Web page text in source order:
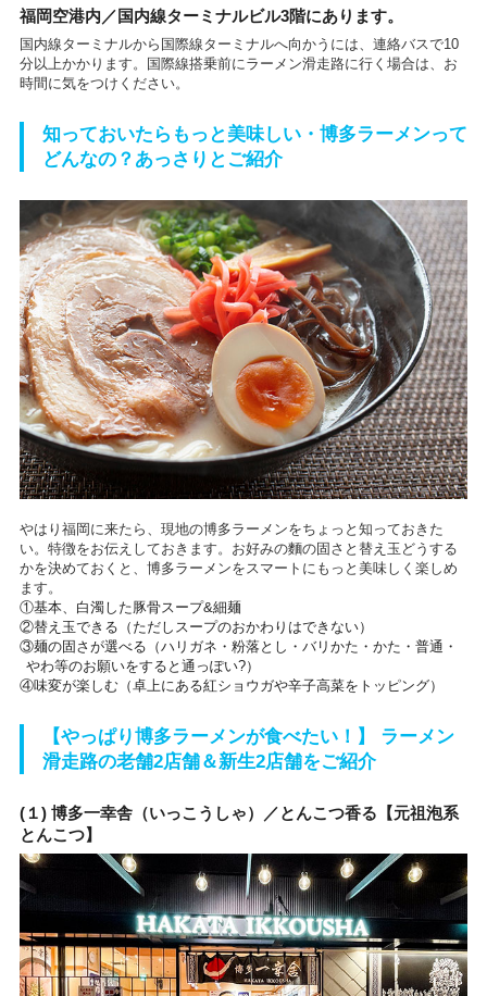
福岡空港内／国内線ターミナルビル3階にあります。
国内線ターミナルから国際線ターミナルへ向かうには、連絡バスで10
分以上かかります。国際線搭乗前にラーメン滑走路に行く場合は、お
時間に気をつけください。
知っておいたらもっと美味しい・博多ラーメンって
どんなの？あっさりとご紹介
やはり福岡に来たら、現地の博多ラーメンをちょっと知っておきた
い。特徴をお伝えしておきます。お好みの麵の固さと替え玉どうする
かを決めておくと、博多ラーメンをスマートにもっと美味しく楽しめ
ます。
①基本、白濁した豚骨スープ&細麺
②替え玉できる（ただしスープのおかわりはできない）
③麺の固さが選べる（ハリガネ・粉落とし・バリかた・かた・普通・
やわ等のお願いをすると通っぽい?）
④味変が楽しむ（卓上にある紅ショウガや辛子高菜をトッピング）
【やっぱり博多ラーメンが食べたい！】 ラーメン
滑走路の老舗2店舗＆新生2店舗をご紹介
(１) 博多一幸舎（いっこうしゃ）／とんこつ香る【元祖泡系
とんこつ】